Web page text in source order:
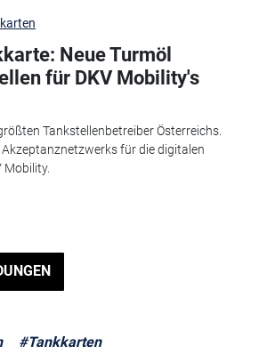
Neue Turmöl
für DKV Mobility's
Tankstellenbetreiber Österreichs.
Akzeptanznetzwerks für die digitalen
Mobility.
#Tankkarten